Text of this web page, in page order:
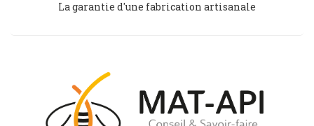
La garantie d'une fabrication artisanale